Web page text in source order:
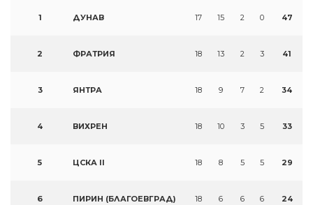
1 ДУНАВ 17 15 2 0 47
2 ФРАТРИЯ 18 13 2 3 41
3 ЯНТРА 18 9 7 2 34
4 ВИХРЕН 18 10 3 5 33
5 ЦСКА II 18 8 5 5 29
6 ПИРИН (БЛАГОЕВГРАД) 18 6 6 6 24